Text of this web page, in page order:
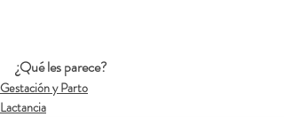
¿Qué les parece?
Gestación y Parto
Lactancia